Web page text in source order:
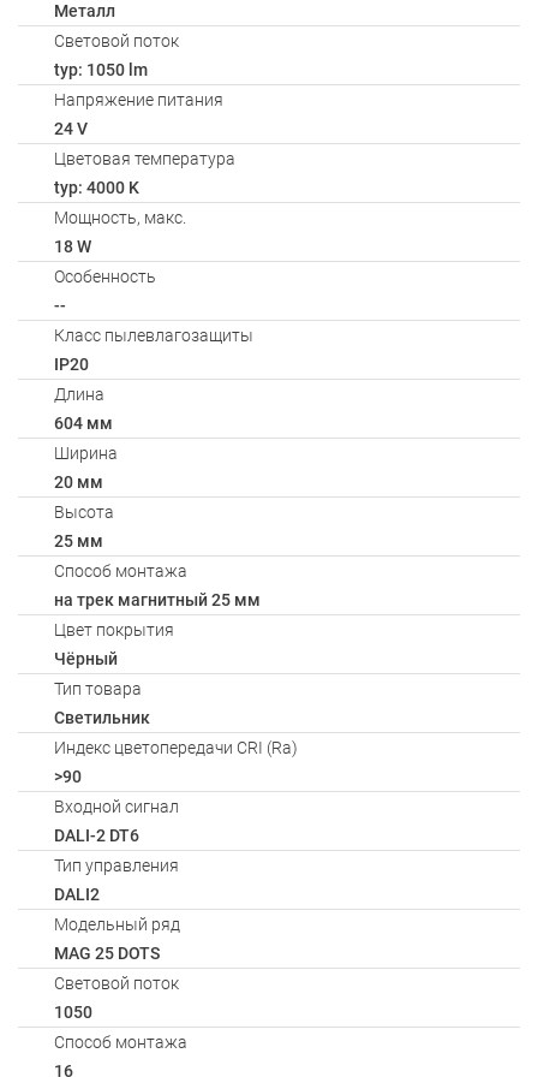
Металл
Световой поток
typ: 1050 lm
Напряжение питания
24 V
Цветовая температура
typ: 4000 K
Мощность, макс.
18 W
Особенность
--
Класс пылевлагозащиты
IP20
Длина
604 мм
Ширина
20 мм
Высота
25 мм
Способ монтажа
на трек магнитный 25 мм
Цвет покрытия
Чёрный
Тип товара
Светильник
Индекс цветопередачи CRI (Ra)
>90
Входной сигнал
DALI-2 DT6
Тип управления
DALI2
Модельный ряд
MAG 25 DOTS
Световой поток
1050
Способ монтажа
16